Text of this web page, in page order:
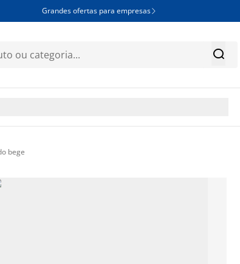
Grandes ofertas para empresas 

bege